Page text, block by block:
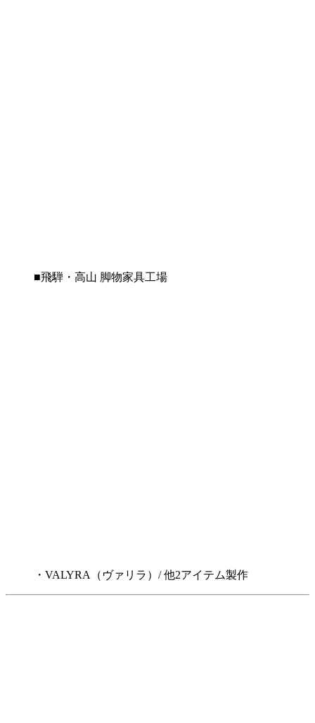
■飛騨・高山 脚物家具工場
・VALYRA（ヴァリラ）/ 他2アイテム製作